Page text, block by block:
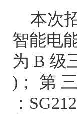
本次
智能电
为 B 级
) ； 第
：